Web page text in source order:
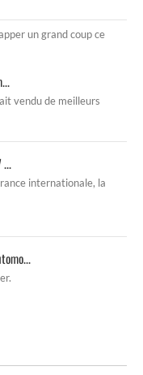
un grand coup ce
vendu de meilleurs
...
internationale, la